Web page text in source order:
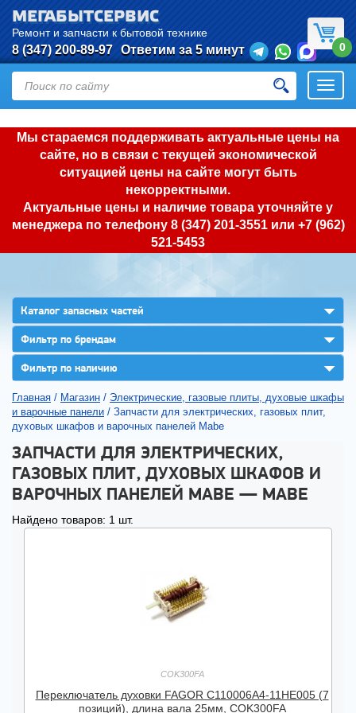
Мы стараемся поддерживать актуальные цены на
сайте, но в связи с текущей экономической
ситуацией цены на сайте могут быть
некорректными.
Актуальные цены и наличие товара уточняйте у
менеджера по телефону 8 (347) 201-3551или +7 (962)
521-5453
МЕГАБЫТСЕРВИС
Ремонт и запчасти к бытовой технике
8 (347) 200-89-97 Ответим за 5 минут 0
Каталог запасных частей ▼
Фильтр по брендам ▼
Фильтр по наличию ▼
Главная / Магазин / Электрические, газовые плиты, духовые шкафы
и варочные панели / Запчасти для электрических, газовых плит,
духовых шкафов и варочных панелей Mabe
ЗАПЧАСТИ ДЛЯ ЭЛЕКТРИЧЕСКИХ,
ГАЗОВЫХ ПЛИТ, ДУХОВЫХ ШКАФОВ И
ВАРОЧНЫХ ПАНЕЛЕЙ MABE — MABE
Найдено товаров: 1 шт.
COK300FA
Переключатель духовки FAGOR C110006A4-11HE005 (7
позиций), длина вала 25мм, COK300FA